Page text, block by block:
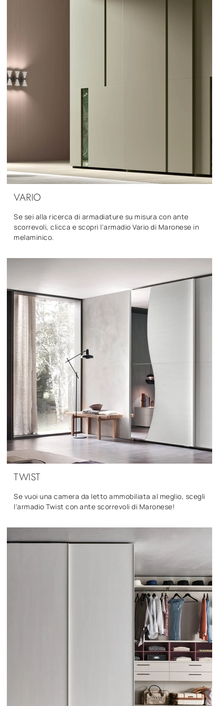
VARIO
Se sei alla ricerca di armadiature su misura con ante
scorrevoli, clicca e scopri l'armadio Vario di Maronese in
melaminico.
TWIST
Se vuoi una camera da letto ammobiliata al meglio, scegli
l'armadio Twist con ante scorrevoli di Maronese!